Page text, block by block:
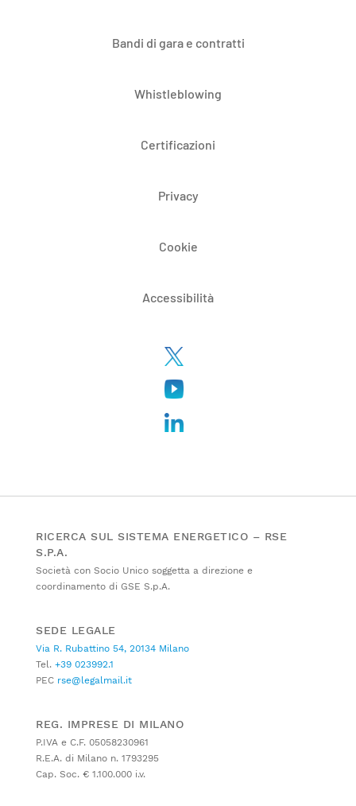
Bandi di gara e contratti
Whistleblowing
Certificazioni
Privacy
Cookie
Accessibilità
RICERCA SUL SISTEMA ENERGETICO – RSE
S.P.A.
Società con Socio Unico soggetta a direzione e
coordinamento di GSE S.p.A.
SEDE LEGALE
Via R. Rubattino 54, 20134 Milano
Tel. +39 023992.1
PEC rse@legalmail.it
REG. IMPRESE DI MILANO
P.IVA e C.F. 05058230961
R.E.A. di Milano n. 1793295
Cap. Soc. € 1.100.000 i.v.